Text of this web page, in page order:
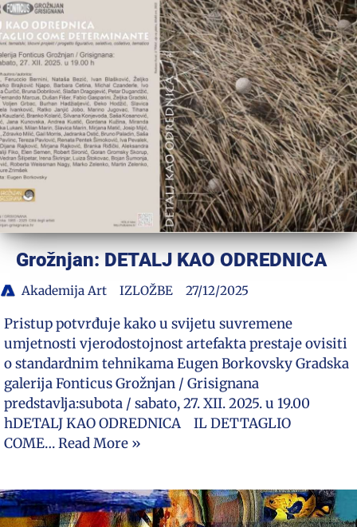
Grožnjan: DETALJ KAO ODREDNICA
Akademija Art IZLOŽBE 27/12/2025
Pristup potvrđuje kako u svijetu suvremene
umjetnosti vjerodostojnost artefakta prestaje ovisiti
o standardnim tehnikama Eugen Borkovsky Gradska
galerija Fonticus Grožnjan / Grisignana
predstavlja:subota / sabato, 27. XII. 2025. u 19.00
hDETALJ KAO ODREDNICA IL DETTAGLIO
COME…Read More »